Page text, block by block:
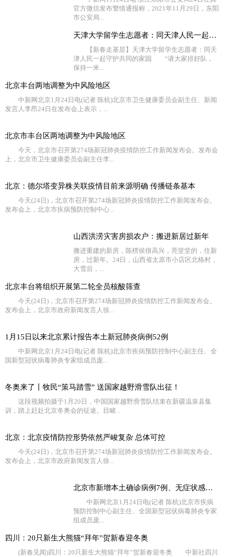
官方微信发布警情通报称，2021年11月29日，东阳
市公安局...
天津大学留学生志愿者：同天津人民一起守护共同的家园
【新春走基层】天津大学留学生志愿者：同天
津人民一起守护共同的家园 “请大家排好队，
保持一米...
北京丰台两地调整为中风险地区
中新网北京1月24日电(记者 陈杭)北京市卫生健康委员会副主任、新闻
发言人李昂24日在发布会上表示，...
北京市丰台区两地调整为中风险地区
今天，北京市召开第274场新冠肺炎疫情防控工作新闻发布会。发布会
上，北京市卫生健康委员会副主任李...
北京：德尔塔变异株关联疫情目前来源明确 传播链条基本
今天(24日)，北京市召开第274场新冠肺炎疫情防控工作新闻发布会。
发布会上，北京市疾病预防控制中心...
山西洪涝灾害房损农户：搬进新居过新年
搬进重建的新房，陈楞侯很高兴，亮堂堂的，住新
房，过新年。24日，山西省太原市小店区北格村，
大雪后，...
北京丰台将组织开展第二轮全员核酸筛查
今天(24日)，北京市召开第274场新冠肺炎疫情防控工作新闻发布会。
发布会上，北京市政府新闻发言人徐...
1月15日以来北京累计报告本土新冠肺炎病例52例
中新网北京1月24日电(记者 陈杭)北京市疾病预防控制中心副主任、全
国新型冠状病毒肺炎专家组成员庞...
冬奥来了丨牧民“策马踏雪” 送国家越野滑雪队出征！
这段视频拍摄于1月20日，中国国家越野滑雪队结束在新疆温泉县集
训，踏上赶赴北京冬奥会的征途。目睹...
北京：北京疫情防控形势依然严峻复杂 总体可控
今天(24日)，北京市召开第274场新冠肺炎疫情防控工作新闻发布会。
发布会上，北京市政府新闻发言人徐...
北京市新增本土确诊病例7例、无症状感染者2例
中新网北京1月24日电(记者 陈杭)北京市疾病
预防控制中心副主任、全国新型冠状病毒肺炎专家
组成员庞...
四川：20只新生大熊猫“拜年”贺新春迎冬奥
(新春见闻)四川：20只新生大熊猫“拜年”贺新春迎冬奥 中新社四川